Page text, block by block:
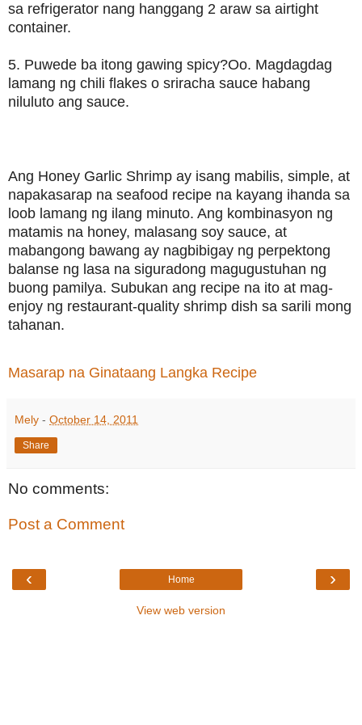
sa refrigerator nang hanggang 2 araw sa airtight
container.
5. Puwede ba itong gawing spicy?Oo. Magdagdag
lamang ng chili flakes o sriracha sauce habang
niluluto ang sauce.
Ang Honey Garlic Shrimp ay isang mabilis, simple, at
napakasarap na seafood recipe na kayang ihanda sa
loob lamang ng ilang minuto. Ang kombinasyon ng
matamis na honey, malasang soy sauce, at
mabangong bawang ay nagbibigay ng perpektong
balanse ng lasa na siguradong magugustuhan ng
buong pamilya. Subukan ang recipe na ito at mag-
enjoy ng restaurant-quality shrimp dish sa sarili mong
tahanan.
Masarap na Ginataang Langka Recipe
Mely - October 14, 2011
Share
No comments:
Post a Comment
‹ ›
Home
View web version